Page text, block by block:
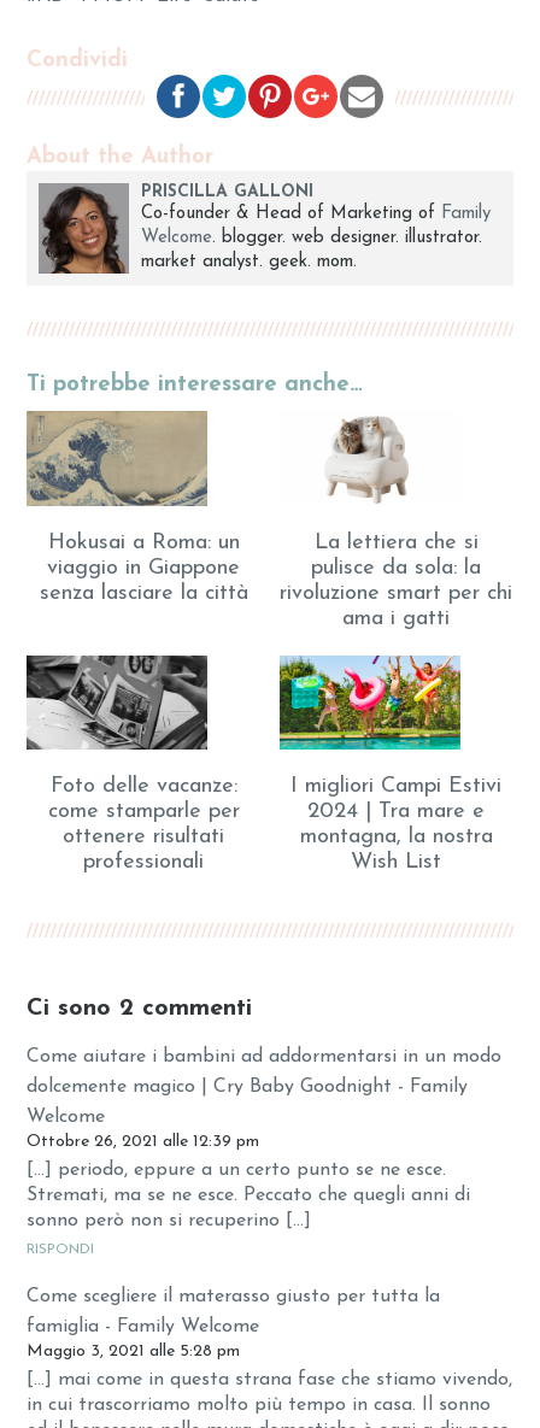
Condividi
About the Author
PRISCILLA GALLONI
Co-founder & Head of Marketing of Family
Welcome. blogger. web designer. illustrator.
market analyst. geek. mom.
Ti potrebbe interessare anche…
Hokusai a Roma: un
viaggio in Giappone
senza lasciare la città
La lettiera che si
pulisce da sola: la
rivoluzione smart per chi
ama i gatti
Foto delle vacanze:
come stamparle per
ottenere risultati
professionali
I migliori Campi Estivi
2024 | Tra mare e
montagna, la nostra
Wish List
Ci sono 2 commenti
Come aiutare i bambini ad addormentarsi in un modo
dolcemente magico | Cry Baby Goodnight - Family
Welcome
Ottobre 26, 2021 alle 12:39 pm
[…] periodo, eppure a un certo punto se ne esce.
Stremati, ma se ne esce. Peccato che quegli anni di
sonno però non si recuperino […]
RISPONDI
Come scegliere il materasso giusto per tutta la
famiglia - Family Welcome
Maggio 3, 2021 alle 5:28 pm
[…] mai come in questa strana fase che stiamo vivendo,
in cui trascorriamo molto più tempo in casa. Il sonno